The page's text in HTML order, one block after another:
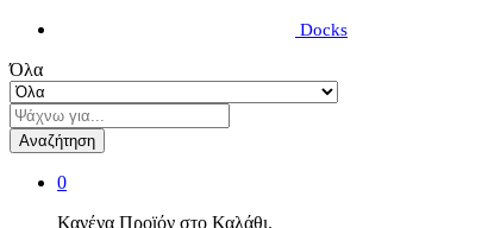
Docks
Όλα
Αναζήτηση
0
Κανένα Προϊόν στο Καλάθι.